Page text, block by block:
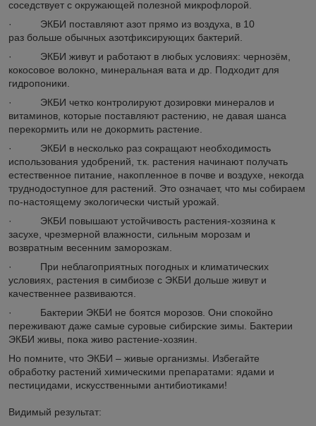
соседствует с окружающей полезной микрофлорой.
· ЭКБИ поставляют азот прямо из воздуха, в 10
раз больше обычных азотфиксирующих бактерий.
· ЭКБИ живут и работают в любых условиях: чернозём,
кокосовое волокно, минеральная вата и др. Подходит для
гидропоники.
· ЭКБИ четко контролируют дозировки минералов и
витаминов, которые поставляют растению, не давая шанса
перекормить или не докормить растение.
· ЭКБИ в несколько раз сокращают необходимость
использования удобрений, т.к. растения начинают получать
естественное питание, накопленное в почве и воздухе, некогда
труднодоступное для растений. Это означает, что мы собираем
по-настоящему экологически чистый урожай.
· ЭКБИ повышают устойчивость растения-хозяина к
засухе, чрезмерной влажности, сильным морозам и
возвратным весенним заморозкам.
· При неблагоприятных погодных и климатических
условиях, растения в симбиозе с ЭКБИ дольше живут и
качественнее развиваются.
· Бактерии ЭКБИ не боятся морозов. Они спокойно
переживают даже самые суровые сибирские зимы. Бактерии
ЭКБИ живы, пока живо растение-хозяин.
Но помните, что ЭКБИ – живые организмы. Избегайте
обработку растений химическими препаратами: ядами и
пестицидами, искусственными антибиотиками!
Видимый результат: